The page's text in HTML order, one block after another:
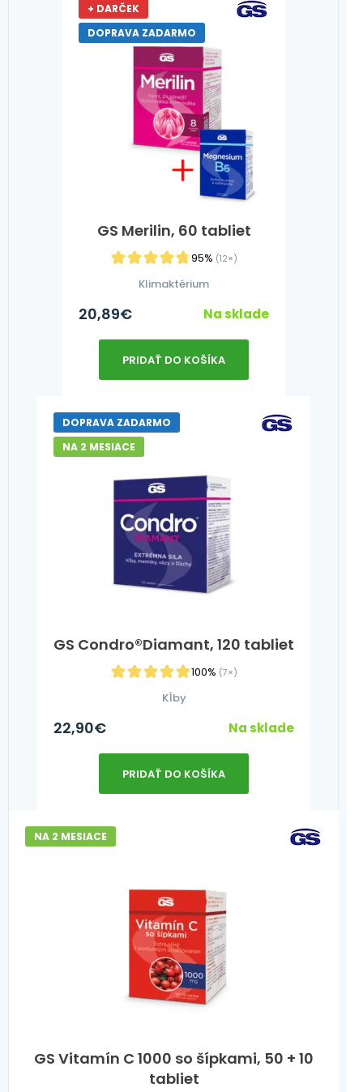
GS Merilin, 60 tabliet
95% (12×)
+ DARČEK
DOPRAVA ZADARMO
Klimaktérium
20,89€ Na sklade
PRIDAŤ DO KOŠÍKA
GS Condro®Diamant, 120 tabliet
100% (7×)
DOPRAVA ZADARMO
NA 2 MESIACE
Kĺby
22,90€ Na sklade
PRIDAŤ DO KOŠÍKA
GS Vitamín C 1000 so šípkami, 50 + 10
tabliet
NA 2 MESIACE